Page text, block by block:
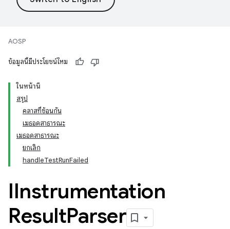
AOSP
ข้อมูลนี้มีประโยชน์ไหม
ในหน้านี้
สรุป
คลาสที่ซ้อนกัน
เมธอดสาธารณะ
เมธอดสาธารณะ
ยกเลิก
handleTestRunFailed
IInstrumentation
ResultParser